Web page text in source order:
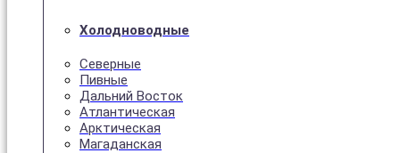
Холодноводные
Северные
Пивные
Дальний Восток
Атлантическая
Арктическая
Магаданская